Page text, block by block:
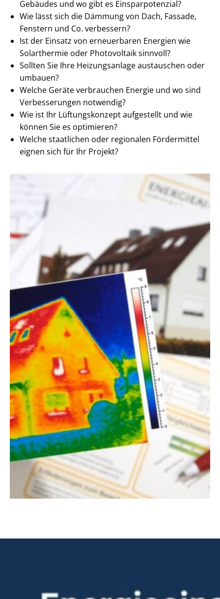
Gebäudes und wo gibt es Ein­spar­po­ten­zi­al?
Wie lässt sich die Dämmung von Dach, Fassade,
Fenstern und Co. verbessern?
Ist der Einsatz von erneuerbaren Energien wie
Solarthermie oder Photovoltaik sinnvoll?
Sollten Sie Ihre Heizungsanlage austauschen oder
umbauen?
Welche Geräte verbrauchen Energie und wo sind
Verbesserungen notwendig?
Wie ist Ihr Lüftungskonzept aufgestellt und wie
können Sie es optimieren?
Welche staatlichen oder regionalen Fördermittel
eignen sich für Ihr Projekt?